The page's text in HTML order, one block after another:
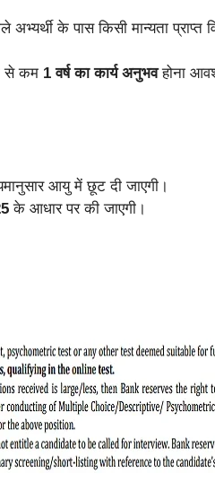
के पास किसी मान्यता प्राप्त
से कम 1 वर्ष का कार्य अनुभवहोना
आयु में छूट दी जाएगी।
के आधार पर की जाएगी।